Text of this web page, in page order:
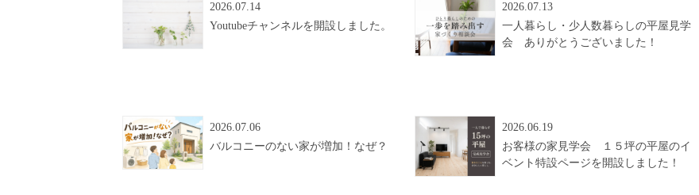
2026.07.14
Youtubeチャンネルを開設しました。
2026.07.13
一人暮らし・少人数暮らしの平屋見学
会 ありがとうございました！
2026.07.06
バルコニーのない家が増加！なぜ？
2026.06.19
お客様の家見学会 １５坪の平屋のイ
ベント特設ページを開設しました！